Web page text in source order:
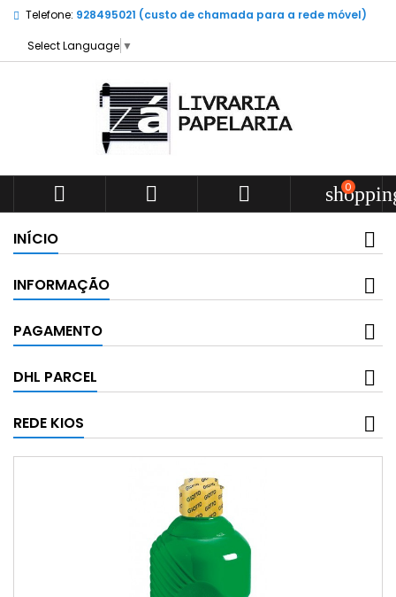
Telefone: 928495021 (custo de chamada para a rede móvel)
Select Language ▼
   0
INÍCIO
INFORMAÇÃO
PAGAMENTO
DHL PARCEL
REDE KIOS